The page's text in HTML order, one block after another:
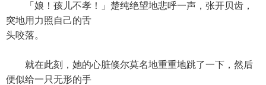
「娘！孩儿不孝！」楚纯绝望地悲呼一声，张开贝齿，
突地用力照自己的舌
头咬落。
就在此刻，她的心脏倏尔莫名地重重地跳了一下，然后
便似给一只无形的手